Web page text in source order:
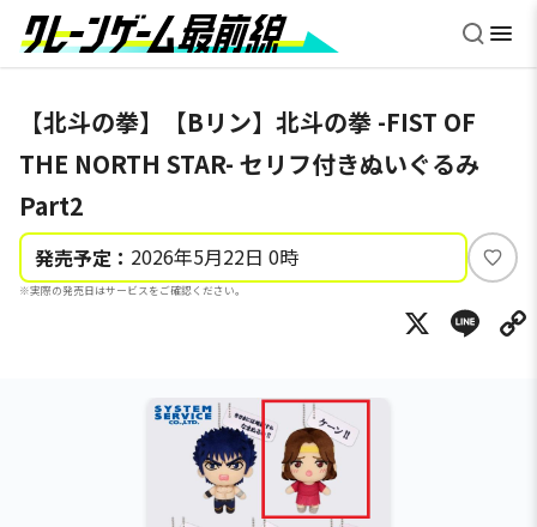
【北斗の拳】【Bリン】北斗の拳 -FIST OF
THE NORTH STAR- セリフ付きぬいぐるみ
Part2
発売予定： 2026年5月22日 0時
※実際の発売日はサービスをご確認ください。
い
ね
X